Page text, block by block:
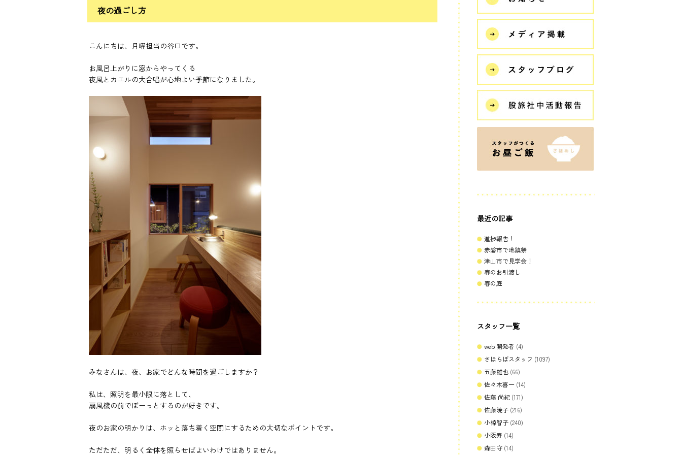
夜の過ごし方
こんにちは、月曜担当の谷口です。
お風呂上がりに窓からやってくる
夜風とカエルの大合唱が心地よい季節になりました。
みなさんは、夜、お家でどんな時間を過ごしますか？
私は、照明を最小限に落として、
扇風機の前でぼーっとするのが好きです。
夜のお家の明かりは、ホッと落ち着く空間にするための大切なポイントです。
ただただ、明るく全体を照らせばよいわけではありません。
最近の記事
進捗報告！
赤磐市で地鎮祭
津山市で見学会！
春のお引渡し
春の庭
スタッフ一覧
web 開発者 (4)
さほらぼスタッフ (1097)
五藤雄也 (66)
佐々木喜一 (14)
佐藤 尚紀 (171)
佐藤暁子 (216)
小椋智子 (240)
小阪寿 (14)
森田守 (14)